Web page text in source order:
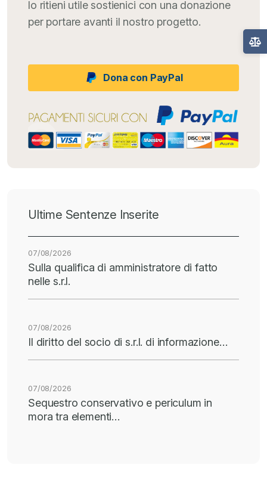
lo ritieni utile sostienici con una donazione
per portare avanti il nostro progetto.
Dona con PayPal
Ultime Sentenze Inserite
07/08/2026
Sulla qualifica di amministratore di fatto
nelle s.r.l.
07/08/2026
Il diritto del socio di s.r.l. di informazione…
07/08/2026
Sequestro conservativo e periculum in
mora tra elementi…